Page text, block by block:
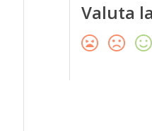
Valuta